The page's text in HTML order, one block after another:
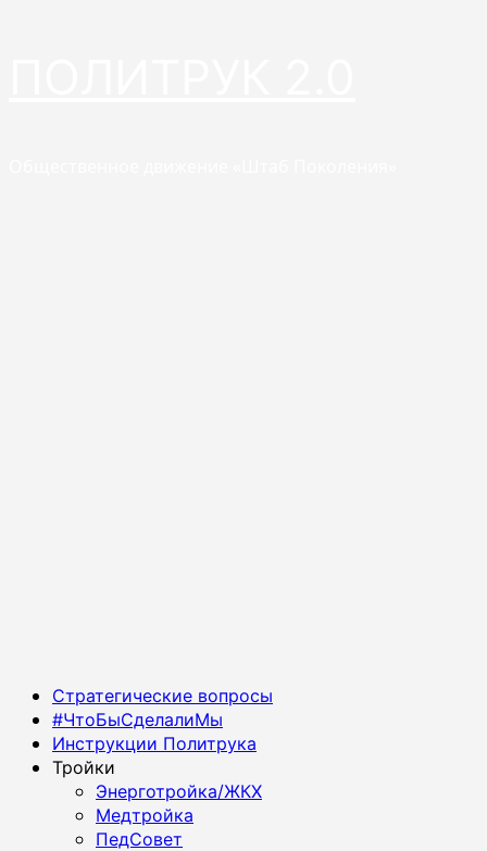
Основное
меню
Стратегические вопросы
#ЧтоБыСделалиМы
Инструкции Политрука
Тройки
Энерготройка/ЖКХ
Медтройка
ПедСовет